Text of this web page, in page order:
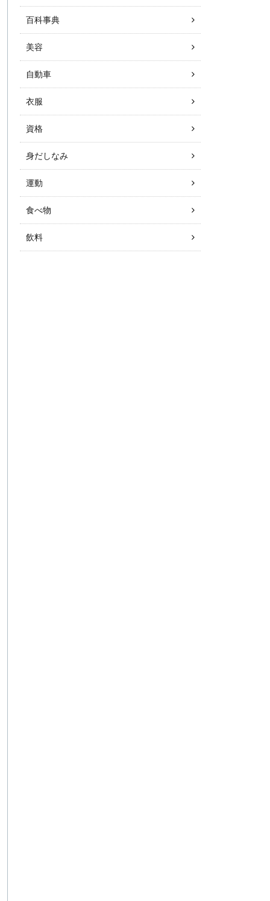
百科事典
美容
自動車
衣服
資格
身だしなみ
運動
食べ物
飲料